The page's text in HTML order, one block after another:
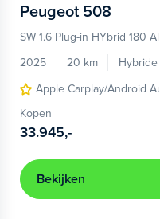
Peugeot 508
SW 1.6 Plug-in HYbrid 180
2025
20 km
Apple Carplay/Android
Kopen
33.945,-
Bekijken